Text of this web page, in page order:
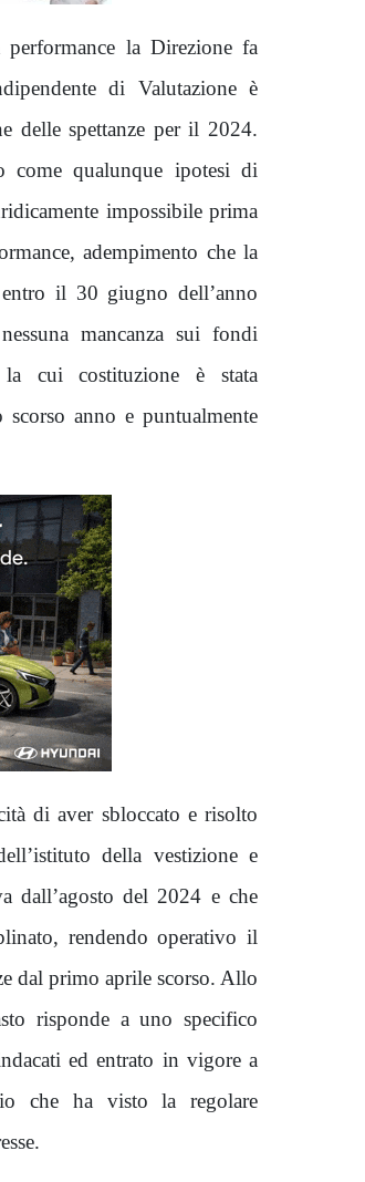
la Direzione fa
di Valutazione è
delle spettanze per il 2024.
come qualunque ipotesi di
impossibile prima
adempimento che la
il 30 giugno dell’anno
mancanza sui fondi
cui costituzione è stata
scorso anno e puntualmente
di aver sbloccato e risolto
della vestizione e
dall’agosto del 2024 e che
rendendo operativo il
dal primo aprile scorso. Allo
risponde a uno specifico
ed entrato in vigore a
che ha visto la regolare